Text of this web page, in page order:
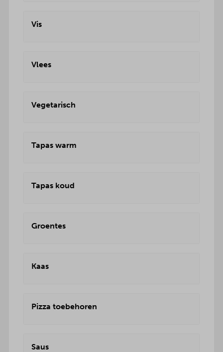
Vis
Vlees
Vegetarisch
Tapas warm
Tapas koud
Groentes
Kaas
Pizza toebehoren
Saus